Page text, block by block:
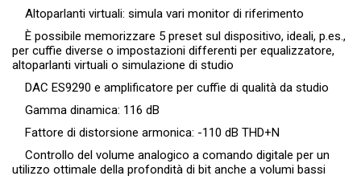
Altoparlanti virtuali: simula vari monitor di riferimento
È possibile memorizzare 5 preset sul dispositivo, ideali, p.es.,
per cuffie diverse o impostazioni differenti per equalizzatore,
altoparlanti virtuali o simulazione di studio
DAC ES9290 e amplificatore per cuffie di qualità da studio
Gamma dinamica: 116 dB
Fattore di distorsione armonica: -110 dB THD+N
Controllo del volume analogico a comando digitale per un
utilizzo ottimale della profondità di bit anche a volumi bassi